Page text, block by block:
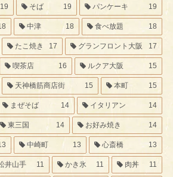
19 そば 19 パンケーキ 19
中津 18 食べ放題 18
たこ焼き 17 グランフロント大阪 17
喫茶店 16 ルクア大阪 15
天神橋筋商店街 15 本町 15
まぜそば 14 イタリアン 14
東三国 14 お好み焼き 14
中崎町 13 心斎橋 13
井山手 11 かき氷 11 肉丼 11